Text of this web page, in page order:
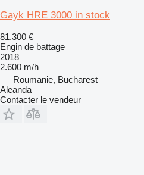
Gayk HRE 3000 in stock
81.300 €
Engin de battage
2018
2.600 m/h
Roumanie, Bucharest
Aleanda
Contacter le vendeur